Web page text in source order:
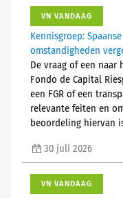
VN VANDAAG
Kennisgroep:
omstandigheden
De vraag of een naar
Fondo de Capital
een FGR of een
relevante feiten en
beoordeling hiervan
30 juli 2026
VN VANDAAG